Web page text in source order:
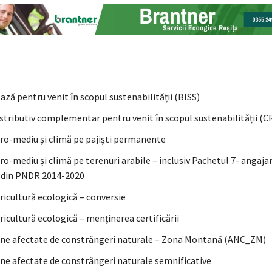
pentru venit în scopul sustenabilității (BISS)
complementar pentru venit în scopul sustenabilității
mediu și climă pe pajiști permanente
mediu și climă pe terenuri arabile – inclusiv Pachetul 7-
PNDR 2014-2020
ecologică – conversie
ecologică – menținerea certificării
afectate de constrângeri naturale – Zona Montană (ANC_ZM)
afectate de constrângeri naturale semnificative